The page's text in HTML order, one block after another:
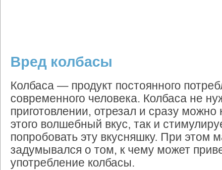
Вред колбасы
Колбаса — продукт постоянного
современного человека. Колбаса не
приготовлении, отрезал и сразу
этого волшебный вкус, так и
попробовать эту вкусняшку. При этом
задумывался о том, к чему может
употребление колбасы.